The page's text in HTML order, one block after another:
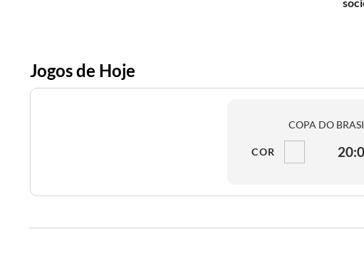
Jogos de Hoje
COPA DO
COR